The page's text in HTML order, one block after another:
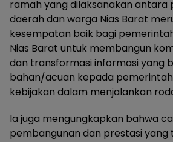
ramah yang dilaksanakan antara
daerah dan warga Nias Barat
kesempatan baik bagi
Nias Barat untuk membangun
dan transformasi informasi yang
bahan/acuan kepada
kebijakan dalam menjalankan
Ia juga mengungkapkan bahwa
pembangunan dan prestasi yang